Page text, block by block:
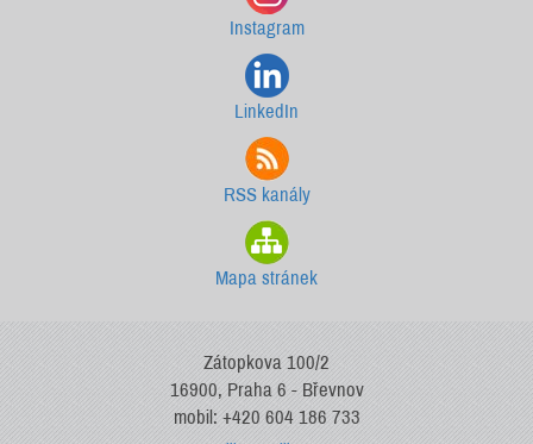
Instagram
LinkedIn
RSS kanály
Mapa stránek
Zátopkova 100/2
16900, Praha 6 - Břevnov
mobil: +420 604 186 733